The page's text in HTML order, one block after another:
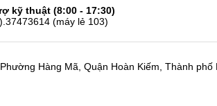
kỹ thuật (8:00 - 17:30)
(máy lẻ 103)
Hàng Mã, Quận Hoàn Kiếm, Thành phố